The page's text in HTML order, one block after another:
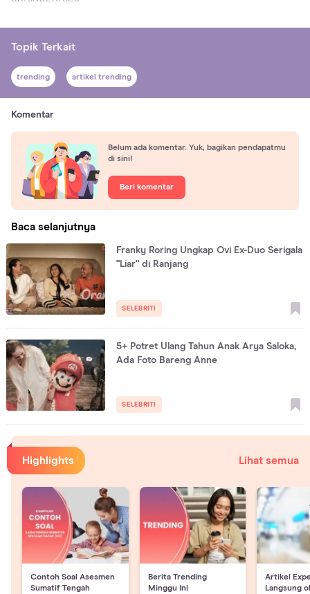
Topik Terkait
trending artikel trending
Komentar
Belum ada komentar. Yuk, bagikan pendapatmu
di sini!
Beri komentar
Baca selanjutnya
Franky Roring Ungkap Ovi Ex-Duo Serigala
"Liar" di Ranjang
SELEBRITI
5+ Potret Ulang Tahun Anak Arya Saloka,
Ada Foto Bareng Anne
SELEBRITI
Highlights Lihat semua
Contoh Soal Asesmen
Sumatif Tengah
Berita Trending
Minggu Ini
Artikel
Langsung